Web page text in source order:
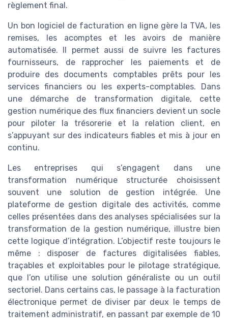
règlement final.
Un bon logiciel de facturation en ligne gère la TVA, les
remises, les acomptes et les avoirs de manière
automatisée. Il permet aussi de suivre les factures
fournisseurs, de rapprocher les paiements et de
produire des documents comptables prêts pour les
services financiers ou les experts-comptables. Dans
une démarche de transformation digitale, cette
gestion numérique des flux financiers devient un socle
pour piloter la trésorerie et la relation client, en
s’appuyant sur des indicateurs fiables et mis à jour en
continu.
Les entreprises qui s’engagent dans une
transformation numérique structurée choisissent
souvent une solution de gestion intégrée. Une
plateforme de gestion digitale des activités, comme
celles présentées dans des analyses spécialisées sur la
transformation de la gestion numérique, illustre bien
cette logique d’intégration. L’objectif reste toujours le
même : disposer de factures digitalisées fiables,
traçables et exploitables pour le pilotage stratégique,
que l’on utilise une solution généraliste ou un outil
sectoriel. Dans certains cas, le passage à la facturation
électronique permet de diviser par deux le temps de
traitement administratif, en passant par exemple de 10